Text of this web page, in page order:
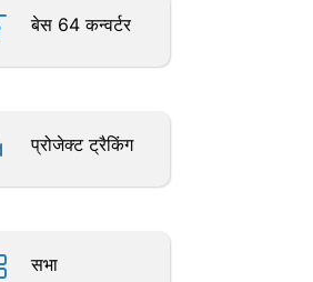
बेस 64 कन्वर्टर
प्रोजेक्ट ट्रैकिंग
सभा